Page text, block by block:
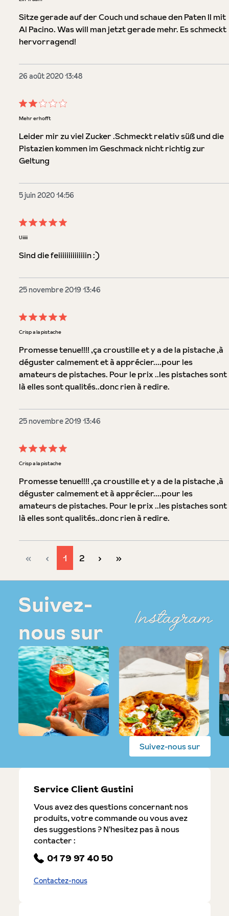
Sitze gerade auf der Couch und schaue den Paten II mit
Al Pacino. Was will man jetzt gerade mehr. Es schmeckt
hervorragend!
26 août 2020 13:48
Évaluation avec une note de 2 sur 5 étoiles
Mehr erhofft
Leider mir zu viel Zucker .Schmeckt relativ süß und die
Pistazien kommen im Geschmack nicht richtig zur
Geltung
5 juin 2020 14:56
Évaluation avec une note de 5 sur 5 étoiles
Uiiiii
Sind die feiiiiiiiiiiiiiin :)
25 novembre 2019 13:46
Évaluation avec une note de 5 sur 5 étoiles
Crisp a la pistache
Promesse tenue!!!! ,ça croustille et y a de la pistache ,à
déguster calmement et à apprécier....pour les
amateurs de pistaches. Pour le prix ..les pistaches sont
là elles sont qualités..donc rien à redire.
25 novembre 2019 13:46
Évaluation avec une note de 5 sur 5 étoiles
Crisp a la pistache
Promesse tenue!!!! ,ça croustille et y a de la pistache ,à
déguster calmement et à apprécier....pour les
amateurs de pistaches. Pour le prix ..les pistaches sont
là elles sont qualités..donc rien à redire.
Page
1 Page
2
Suivez-
nous sur
Instagram
Suivez-nous sur
Service Client Gustini
Vous avez des questions concernant nos
produits, votre commande ou vous avez
des suggestions ? N'hesitez pas à nous
contacter :
01 79 97 40 50
Contactez-nous